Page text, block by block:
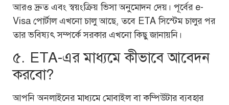
আরও দ্রুত এবং স্বয়ংক্রিয় ভিসা অনুমোদন দেয়। পূর্বের e-
Visa পোর্টাল এখনো চালু আছে, তবে ETA সিস্টেম চালুর পর
তার ভবিষ্যৎ সম্পর্কে সরকার এখনো কিছু জানায়নি।
৫. ETA-এর মাধ্যমে কীভাবে আবেদন
করবো?
আপনি অনলাইনের মাধ্যমে মোবাইল বা কম্পিউটার ব্যবহার